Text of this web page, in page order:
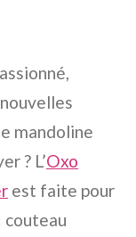
mandoline
? L’Oxo
est faite pour
couteau